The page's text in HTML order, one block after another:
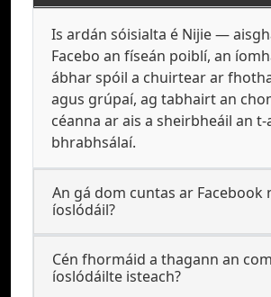
Is ardán sóisialta é Nijie —
Facebo an físeán poiblí, an
ábhar spóil a chuirtear ar
agus grúpaí, ag tabhairt an
céanna ar ais a sheirbheáil an
bhrabhsálaí.
An gá dom cuntas ar Facebook
íoslódáil?
Cén fhormáid a thagann an
íoslódáilte isteach?